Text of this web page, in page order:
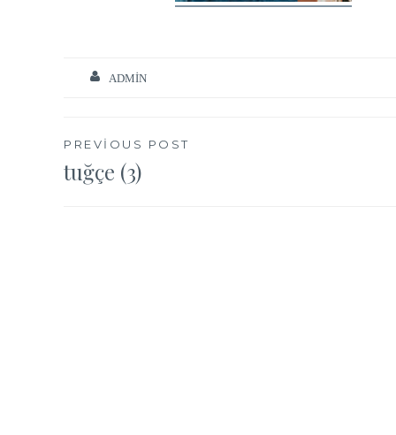
ADMIN
Yazı
gezinmesi
PREVIOUS POST
tuğçe (3)